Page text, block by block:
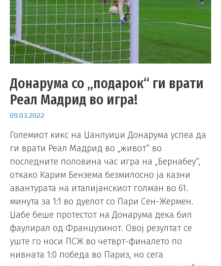
Донарума со „подарок“ ги врати
Реал Мадрид во игра!
09.03.2022
Големиот кикс на Џанлуиџи Донарума успеа да
ги врати Реал Мадрид во „живот“ во
последните половина час игра на „Бернабеу“,
откако Карим Бензема безмилосно ја казни
авантурата на италијанскиот голман во 61.
минута за 1:1 во дуелот со Пари Сен-Жермен.
Џабе беше протестот на Донарума дека бил
фаулирал од Французинот. Овој резултат се
уште го носи ПСЖ во четврт-финалето по
нивната 1:0 победа во Париз, но сега